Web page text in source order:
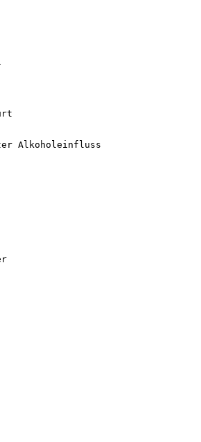
Alkoholeinfluss